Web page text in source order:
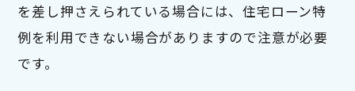
を差し押さえられている場合には、住宅ローン特
例を利用できない場合がありますので注意が必要
です。